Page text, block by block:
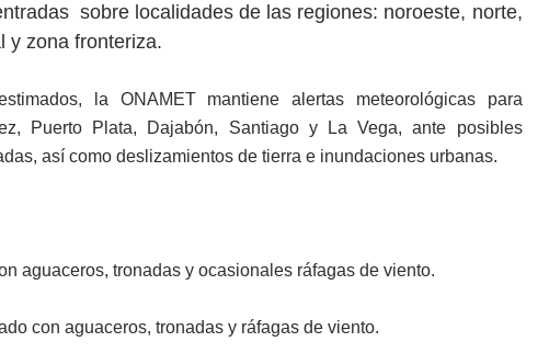
sobre localidades de las regiones: noroeste, norte,
y zona fronteriza.
la ONAMET mantiene alertas meteorológicas para
Puerto Plata, Dajabón, Santiago y La Vega, ante posibles
así como deslizamientos de tierra e inundaciones urbanas.
aguaceros, tronadas y ocasionales ráfagas de viento.
con aguaceros, tronadas y ráfagas de viento.